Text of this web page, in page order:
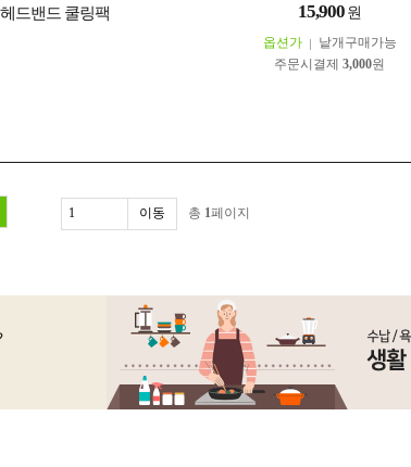
드밴드 쿨링팩 15,900 원
옵션가
낱개구매가능
주문시결제 3,000원
총 1페이지